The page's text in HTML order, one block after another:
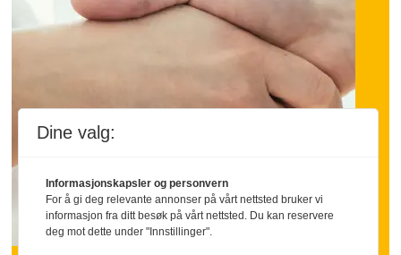
INNLEGG:
Dine valg:
Informasjonskapsler og personvern
For å gi deg relevante annonser på vårt nettsted bruker vi
informasjon fra ditt besøk på vårt nettsted. Du kan reservere
deg mot dette under "Innstillinger".